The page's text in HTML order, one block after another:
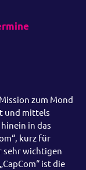
zum Mond
und mittels
in das
kurz für
sehr wichtigen
ist die